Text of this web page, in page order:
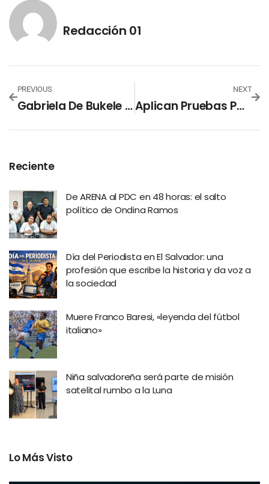
Redacción 01
PREVIOUS
Gabriela De Bukele Destaca Rumbo Del País Hacia La Educación, Paz Y Progreso
NEXT
Aplican Pruebas PCR En El Municipio De Monte San Juan
Reciente
De ARENA al PDC en 48 horas: el salto
político de Ondina Ramos
Día del Periodista en El Salvador: una
profesión que escribe la historia y da voz a
la sociedad
Muere Franco Baresi, «leyenda del fútbol
italiano»
Niña salvadoreña será parte de misión
satelital rumbo a la Luna
Lo Más Visto